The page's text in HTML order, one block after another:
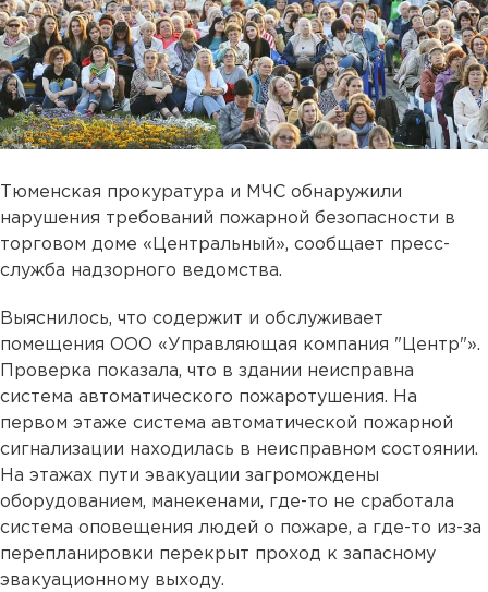
Тюменская прокуратура и МЧС обнаружили
нарушения требований пожарной безопасности в
торговом доме «Центральный», сообщает пресс-
служба надзорного ведомства.
Выяснилось, что содержит и обслуживает
помещения ООО «Управляющая компания "Центр"».
Проверка показала, что в здании неисправна
система автоматического пожаротушения. На
первом этаже система автоматической пожарной
сигнализации находилась в неисправном состоянии.
На этажах пути эвакуации загромождены
оборудованием, манекенами, где-то не сработала
система оповещения людей о пожаре, а где-то из-за
перепланировки перекрыт проход к запасному
эвакуационному выходу.